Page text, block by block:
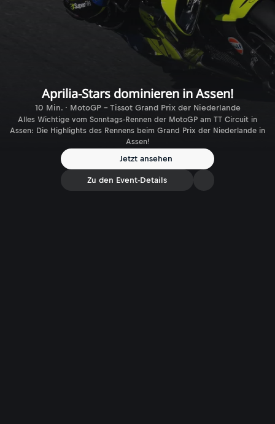
Aprilia-Stars dominieren in Assen!
10 Min. · MotoGP - Tissot Grand Prix der Niederlande
Alles Wichtige vom Sonntags-Rennen der MotoGP am TT Circuit in
Assen: Die Highlights des Rennens beim Grand Prix der Niederlande in
Assen!
Jetzt ansehen
Zu den Event-Details